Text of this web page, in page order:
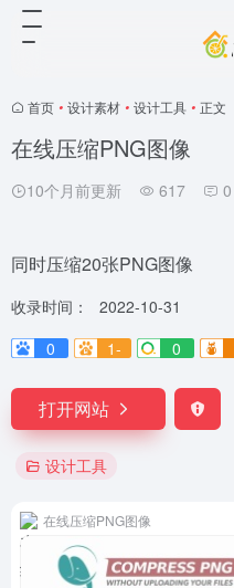
首页 • 设计素材 • 设计工具 • 正文
在线压缩PNG图像
10个月前更新 617 0
同时压缩20张PNG图像
收录时间：
2022-10-31
0
1- 0
打开网站
设计工具
在线压缩PNG图像